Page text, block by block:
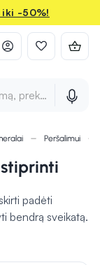
iki -50%!
prekės ženklą ir
Peršalimui
padėti
bendrą sveikatą.
nes jie